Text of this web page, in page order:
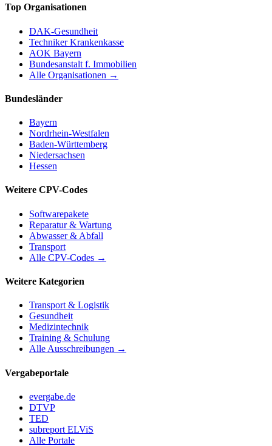
Top Organisationen
DAK-Gesundheit
Techniker Krankenkasse
AOK Bayern
Bundesanstalt f. Immobilien
Alle Organisationen →
Bundesländer
Bayern
Nordrhein-Westfalen
Baden-Württemberg
Niedersachsen
Hessen
Weitere CPV-Codes
Softwarepakete
Reparatur & Wartung
Abwasser & Abfall
Transport
Alle CPV-Codes →
Weitere Kategorien
Transport & Logistik
Gesundheit
Medizintechnik
Training & Schulung
Alle Ausschreibungen →
Vergabeportale
evergabe.de
DTVP
TED
subreport ELViS
Alle Portale